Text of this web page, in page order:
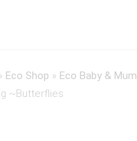
Eco Shop » Eco Baby & Mum
~Butterflies